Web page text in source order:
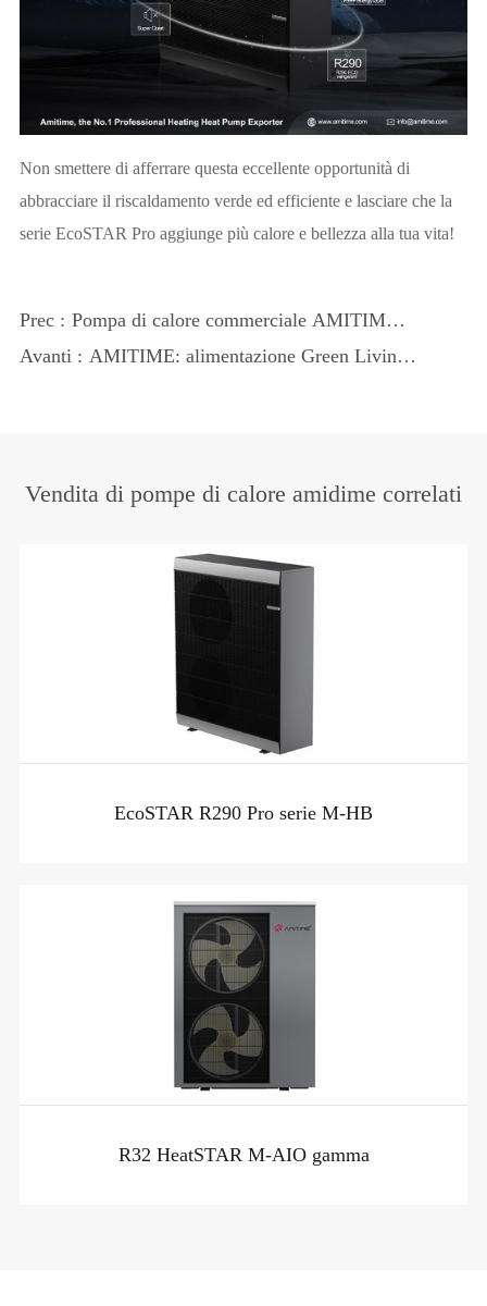
Non smettere di afferrare questa eccellente opportunità di
abbracciare il riscaldamento verde ed efficiente e lasciare che la
serie EcoSTAR Pro aggiunge più calore e bellezza alla tua vita!
Prec : Pompa di calore commerciale AMITIME:
una soluzione One-Stop per il
Avanti : AMITIME: alimentazione Green Living
Vendita di pompe di calore amidime correlati
EcoSTAR R290 Pro serie M-HB
R32 HeatSTAR M-AIO gamma